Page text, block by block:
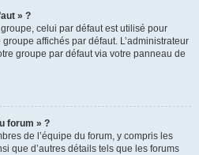
» ?
celui par défaut est utilisé pour
affichés par défaut. L’administrateur
groupe par défaut via votre panneau de
forum » ?
de l’équipe du forum, y compris les
que d’autres détails tels que les forums